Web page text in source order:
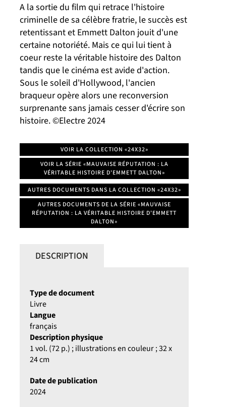
A la sortie du film qui retrace l'histoire
criminelle de sa célèbre fratrie, le succès est
retentissant et Emmett Dalton jouit d'une
certaine notoriété. Mais ce qui lui tient à
coeur reste la véritable histoire des Dalton
tandis que le cinéma est avide d'action.
Sous le soleil d'Hollywood, l'ancien
braqueur opère alors une reconversion
surprenante sans jamais cesser d'écrire son
histoire. ©Electre 2024
VOIR LA COLLECTION «24X32»
VOIR LA SÉRIE «MAUVAISE RÉPUTATION : LA
VÉRITABLE HISTOIRE D'EMMETT DALTON»
AUTRES DOCUMENTS DANS LA COLLECTION «24X32»
AUTRES DOCUMENTS DE LA SÉRIE «MAUVAISE
RÉPUTATION : LA VÉRITABLE HISTOIRE D'EMMETT
DALTON»
DESCRIPTION
Type de document
Livre
Langue
français
Description physique
1 vol. (72 p.) ; illustrations en couleur ; 32 x
24 cm
Date de publication
2024